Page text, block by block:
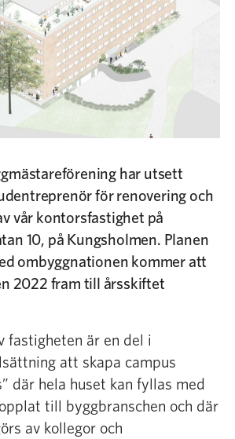
har utsett
för renovering och
vår kontorsfastighet på
10, på Kungsholmen. Planen
ombyggnationen kommer att
2022 fram till årsskiftet
fastigheten är en del i
att skapa campus
där hela huset kan fyllas med
till byggbranschen och där
av kollegor och